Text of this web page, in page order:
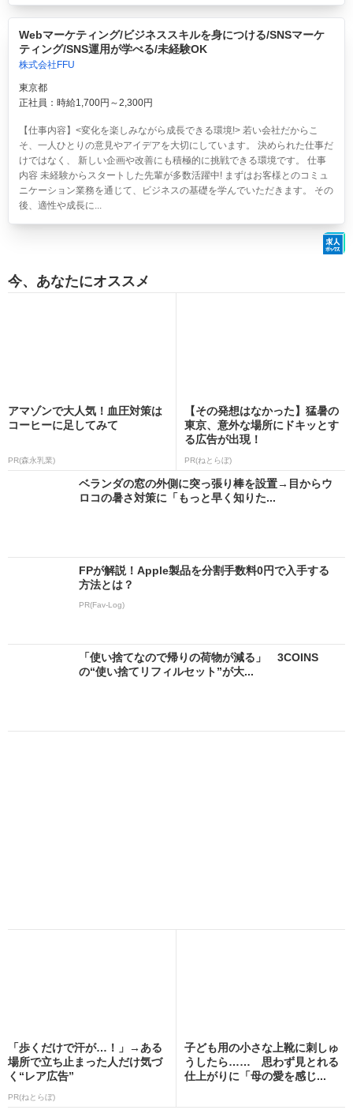
Webマーケティング/ビジネススキルを身につける/SNSマーケ
ティング/SNS運用が学べる/未経験OK
株式会社FFU
東京都
正社員：時給1,700円～2,300円
【仕事内容】<変化を楽しみながら成長できる環境!> 若い会社だからこ
そ、一人ひとりの意見やアイデアを大切にしています。 決められた仕事だ
けではなく、 新しい企画や改善にも積極的に挑戦できる環境です。 仕事
内容 未経験からスタートした先輩が多数活躍中! まずはお客様とのコミュ
ニケーション業務を通じて、ビジネスの基礎を学んでいただきます。 その
後、適性や成長に...
今、あなたにオススメ
アマゾンで大人気！血圧対策は
コーヒーに足してみて
PR(森永乳業)
【その発想はなかった】猛暑の
東京、意外な場所にドキッとす
る広告が出現！
PR(ねとらぼ)
ベランダの窓の外側に突っ張り棒を設置→目からウ
ロコの暑さ対策に「もっと早く知りた...
FPが解説！Apple製品を分割手数料0円で入手する
方法とは？
PR(Fav-Log)
「使い捨てなので帰りの荷物が減る」 3COINS
の“使い捨てリフィルセット”が大...
「歩くだけで汗が…！」→ある
場所で立ち止まった人だけ気づ
く“レア広告”
PR(ねとらぼ)
子ども用の小さな上靴に刺しゅ
うしたら…… 思わず見とれる
仕上がりに「母の愛を感じ...